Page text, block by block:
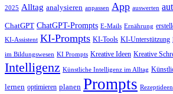
2025 Alltag analysieren anpassen App auswerten
ChatGPT ChatGPT-Prompts E-Mails Ernährung
KI-Assistent KI-Prompts KI-Tools KI-Unterstützung
im Bildungswesen KI Prompts Kreative Ideen Kreative
Intelligenz Künstliche Intelligenz im Alltag
lernen optimieren planen Prompts Rezeptideen